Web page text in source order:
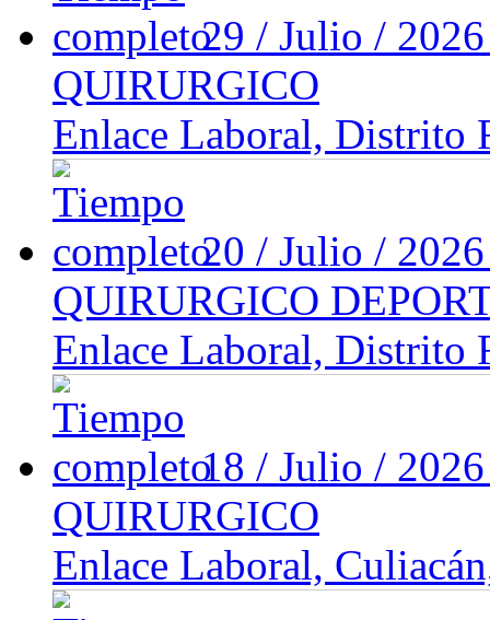
29 / Julio /
QUIRURGICO
Enlace Laboral, Distrito
20 / Julio /
QUIRURGICO
Enlace Laboral, Distrito
18 / Julio /
QUIRURGICO
Enlace Laboral,